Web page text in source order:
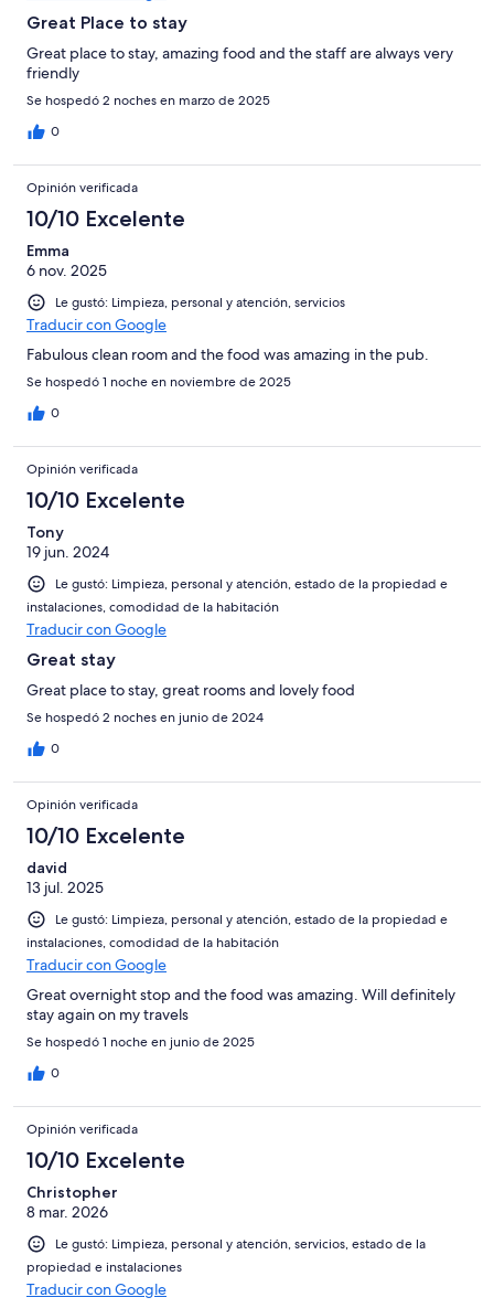
Great Place to stay
Great place to stay, amazing food and the staff are always very
friendly
Se hospedó 2 noches en marzo de 2025
0
Opinión verificada
10/10 Excelente
Emma
6 nov. 2025
Le gustó: Limpieza, personal y atención, servicios
Traducir con Google
Fabulous clean room and the food was amazing in the pub.
Se hospedó 1 noche en noviembre de 2025
0
Opinión verificada
10/10 Excelente
Tony
19 jun. 2024
Le gustó: Limpieza, personal y atención, estado de la propiedad e
instalaciones, comodidad de la habitación
Traducir con Google
Great stay
Great place to stay, great rooms and lovely food
Se hospedó 2 noches en junio de 2024
0
Opinión verificada
10/10 Excelente
david
13 jul. 2025
Le gustó: Limpieza, personal y atención, estado de la propiedad e
instalaciones, comodidad de la habitación
Traducir con Google
Great overnight stop and the food was amazing. Will definitely
stay again on my travels
Se hospedó 1 noche en junio de 2025
0
Opinión verificada
10/10 Excelente
Christopher
8 mar. 2026
Le gustó: Limpieza, personal y atención, servicios, estado de la
propiedad e instalaciones
Traducir con Google